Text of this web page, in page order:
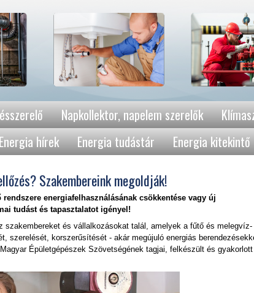
Napkollektor, napelem szerelők
hírek Energia tudástár Energia kitekintő
Szakembereink megoldják!
rendszere energiafelhasználásának csökkentése vagy új
tudást és tapasztalatot igényel!
szakembereket és vállalkozásokat talál, amelyek a fűtő és melegvíz-
szerelését, korszerűsítését - akár megújuló energiás
Épületgépészek Szövetségének tagjai, felkészült és gyakorlott